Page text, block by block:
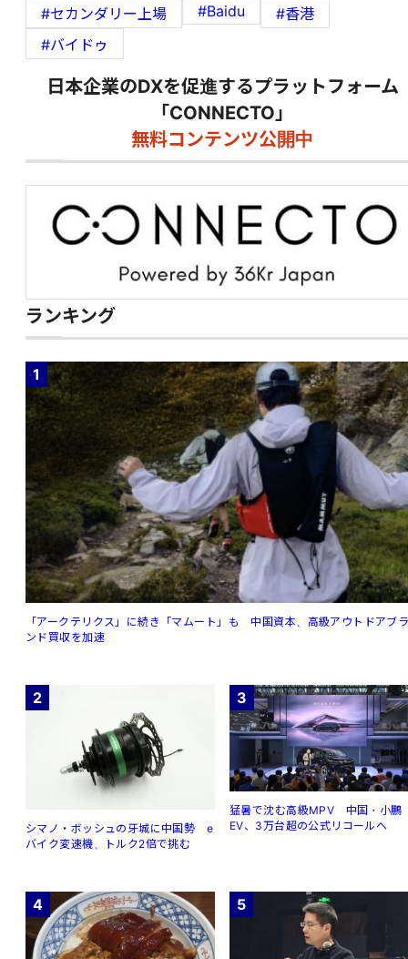
#セカンダリー上場
#Baidu
#香港
#バイドゥ
日本企業のDXを促進するプラットフォーム
「CONNECTO」
無料コンテンツ公開中
ランキング
1
「アークテリクス」に続き「マムート」も 中国資本、高級アウトドアブ
ンド買収を加速
2
シマノ・ボッシュの牙城に中国勢 e
バイク変速機、トルク2倍で挑む
3
猛暑で沈む高級MPV 中国・小鵬
EV、3万台超の公式リコールへ
4 5